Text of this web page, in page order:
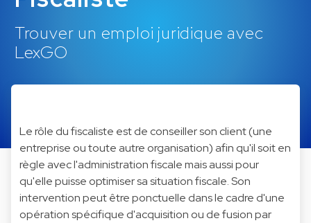
Trouver un emploi juridique avec
LexGO
Le rôle du fiscaliste est de conseiller son client (une
entreprise ou toute autre organisation) afin qu'il soit en
règle avec l'administration fiscale mais aussi pour
qu'elle puisse optimiser sa situation fiscale. Son
intervention peut être ponctuelle dans le cadre d'une
opération spécifique d'acquisition ou de fusion par